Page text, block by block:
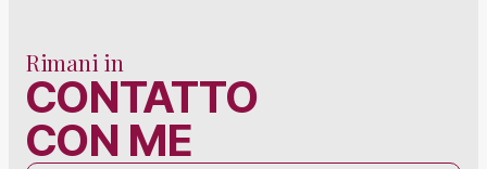
Rimani in
CONTATTO
CON ME